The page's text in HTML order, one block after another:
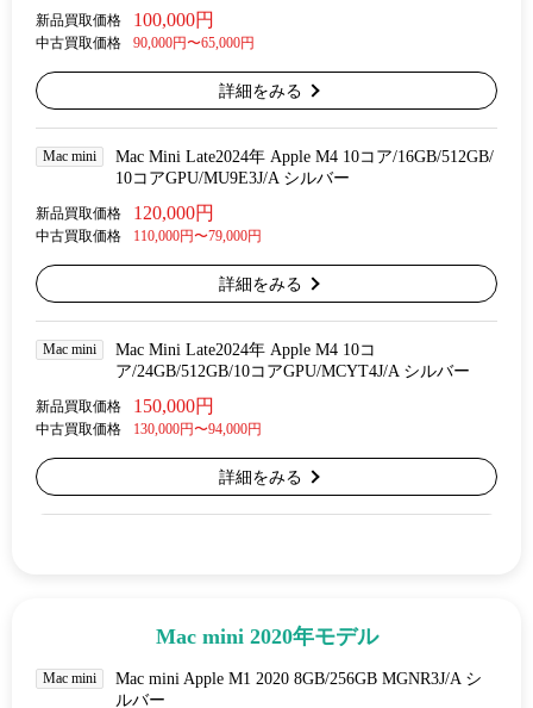
新品買取価格 100,000円
中古買取価格 90,000円〜65,000円
詳細をみる
Mac mini
Mac Mini Late2024年 Apple M4 10コア/16GB/512GB/
10コアGPU/MU9E3J/A シルバー
新品買取価格 120,000円
中古買取価格 110,000円〜79,000円
詳細をみる
Mac mini
Mac Mini Late2024年 Apple M4 10コ
ア/24GB/512GB/10コアGPU/MCYT4J/A シルバー
新品買取価格 150,000円
中古買取価格 130,000円〜94,000円
詳細をみる
Mac mini 2020年モデル
Mac mini
Mac mini Apple M1 2020 8GB/256GB MGNR3J/A シ
ルバー